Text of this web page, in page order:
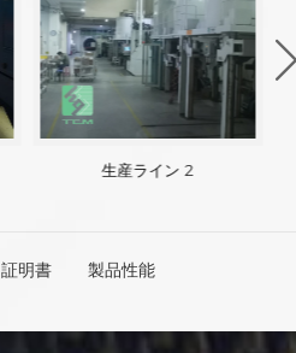
生産ライン 2
証明書 製品性能